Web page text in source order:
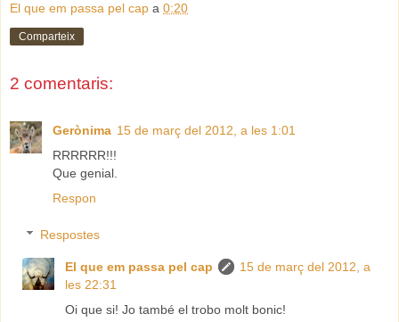
El que em passa pel cap a 0:20
Comparteix
2 comentaris:
Gerònima 15 de març del 2012, a les 1:01
RRRRRR!!!
Que genial.
Respon
Respostes
El que em passa pel cap
15 de març del 2012, a
les 22:31
Oi que si! Jo també el trobo molt bonic!